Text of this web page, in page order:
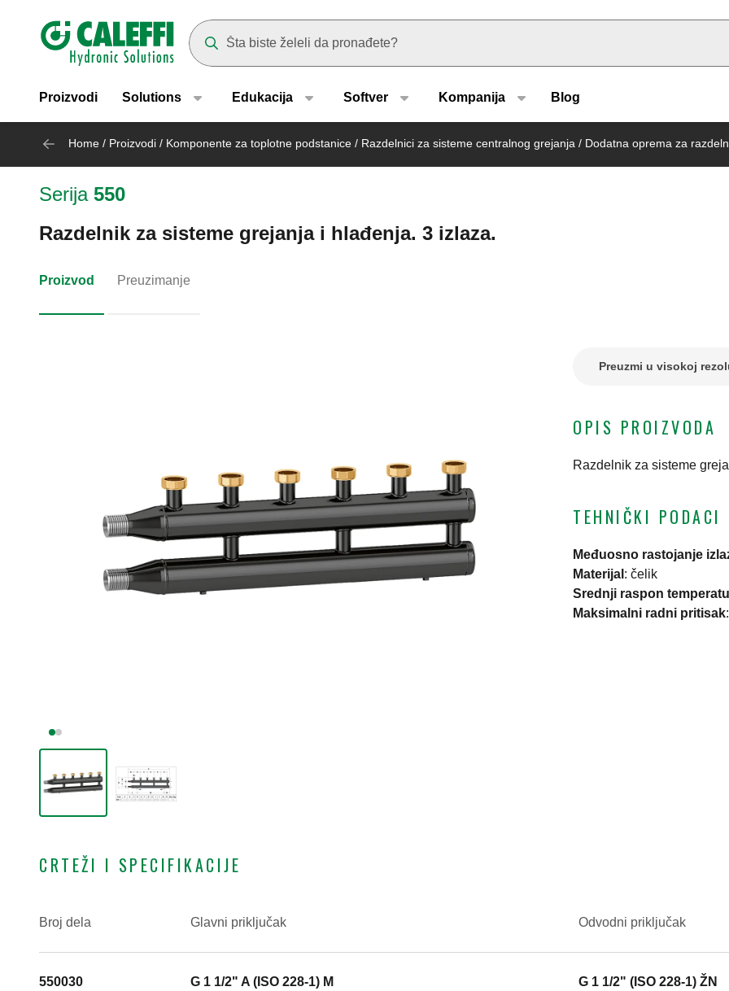
Header main navigation
Proizvodi Solutions Edukacija Softver Kompanija Blog
Home / Proizvodi / Komponente za toplotne podstanice / Razdelnici za sisteme centralnog grejanja / Dodatna oprema za
Serija 550
Razdelnik za sisteme grejanja i hlađenja. 3 izlaza.
Proizvod Preuzimanje
Preuzmi u visokoj
OPIS PROIZVODA
Razdelnik za sisteme
TEHNIČKI PODACI
Međuosno rastojanje
Materijal : čelik
Srednji raspon
Maksimalni radni pritisak:
CRTEŽI I SPECIFIKACIJE
Broj dela Glavni priključak
Odvodni priključak
550030 G 1 1/2" A (ISO 228-1) M
G 1 1/2" (ISO 228-1) ŽN